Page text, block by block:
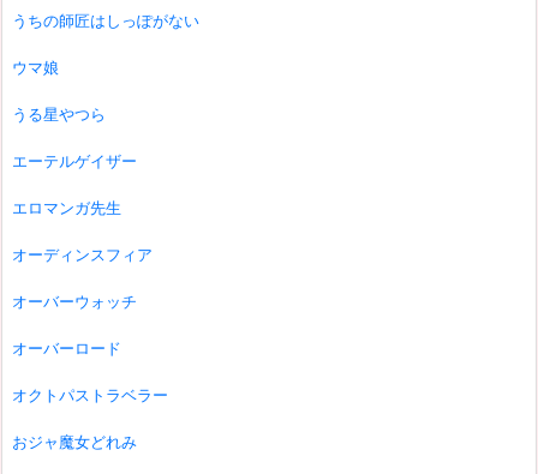
うちの師匠はしっぽがない
ウマ娘
うる星やつら
エーテルゲイザー
エロマンガ先生
オーディンスフィア
オーバーウォッチ
オーバーロード
オクトパストラベラー
おジャ魔女どれみ